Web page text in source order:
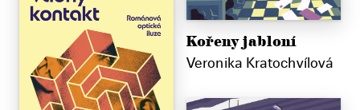
Kořeny jabloní
Veronika Kratochvílová